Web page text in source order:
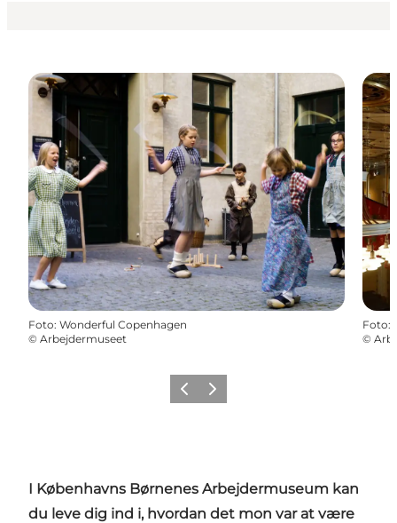
Foto: Wonderful Copenhagen
© Arbejdermuseet
Foto:
©
ForrigeNæste
I Københavns Børnenes Arbejdermuseum kan
du leve dig ind i, hvordan det mon var at være